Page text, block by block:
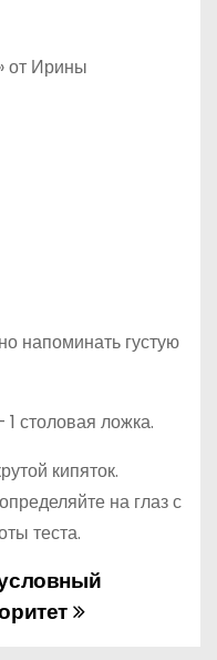
от Ирины
напоминать густую
столовая ложка.
кипяток.
на глаз с
теста.